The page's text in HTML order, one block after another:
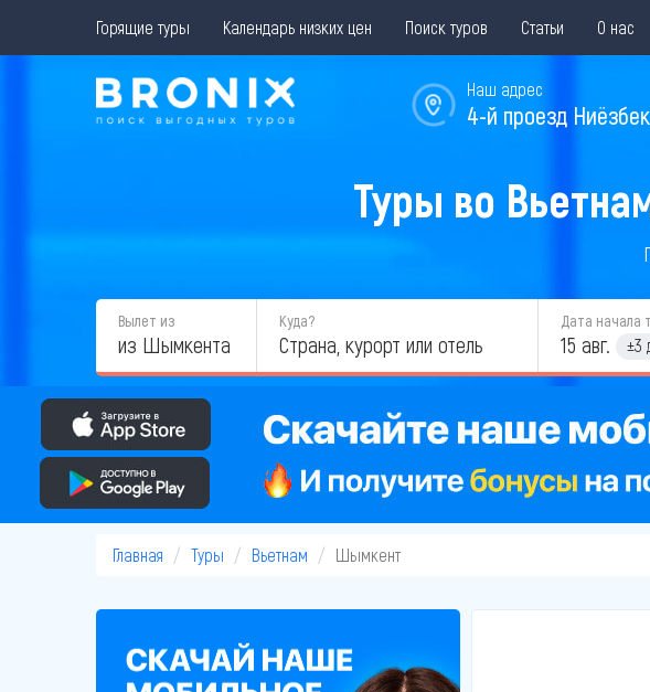
Горящие туры Календарь низких цен Поиск туров Статьи О нас
Наш адрес
4-й проезд
Туры во
Вылет из
из Шымкента
Куда? Дата начала
15 авг. ±3
Главная Туры Вьетнам Шымкент